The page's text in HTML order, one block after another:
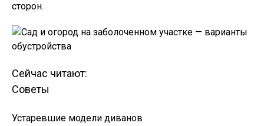
сторон.
Сейчас читают:
Советы
Устаревшие модели диванов